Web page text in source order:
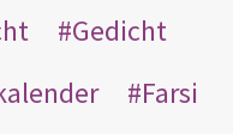
Gedicht
Farsi